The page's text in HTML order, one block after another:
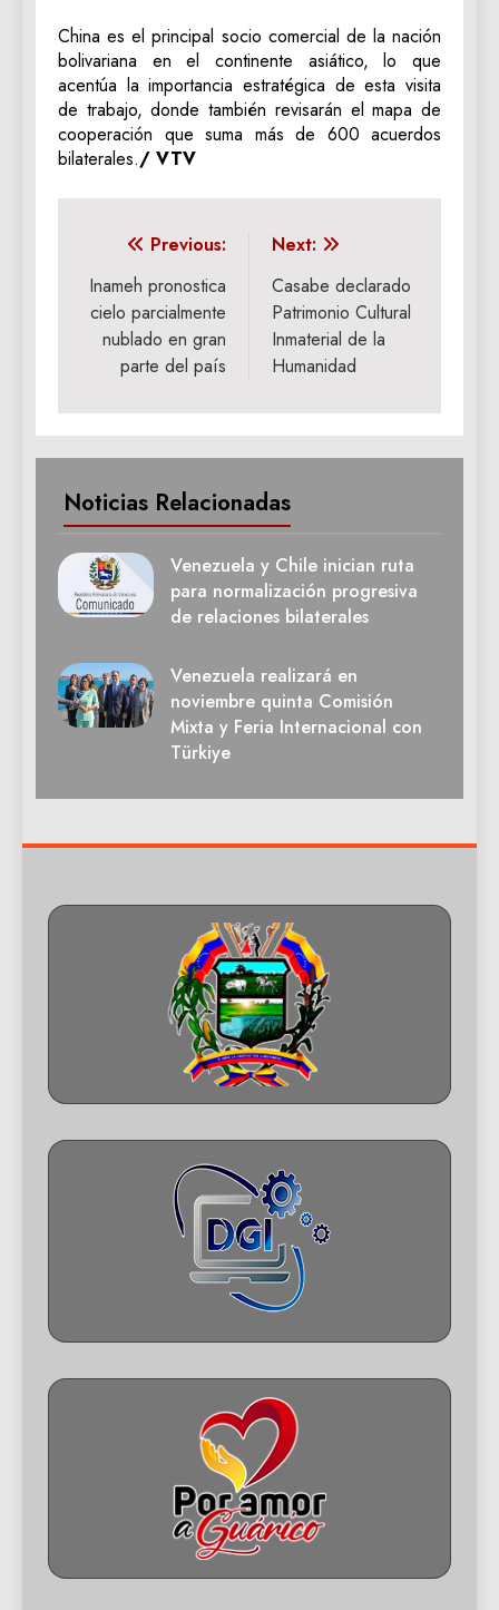
China es el principal socio comercial de la nación
bolivariana en el continente asiático, lo que
acentúa la importancia estratégica de esta visita
de trabajo, donde también revisarán el mapa de
cooperación que suma más de 600 acuerdos
bilaterales./ VTV
Navegación
de
entradas
Previous:
Inameh pronostica
cielo parcialmente
nublado en gran
parte del país
Next:
Casabe declarado
Patrimonio Cultural
Inmaterial de la
Humanidad
Noticias Relacionadas
Venezuela y Chile inician ruta
para normalización progresiva
de relaciones bilaterales
Venezuela realizará en
noviembre quinta Comisión
Mixta y Feria Internacional con
Türkiye